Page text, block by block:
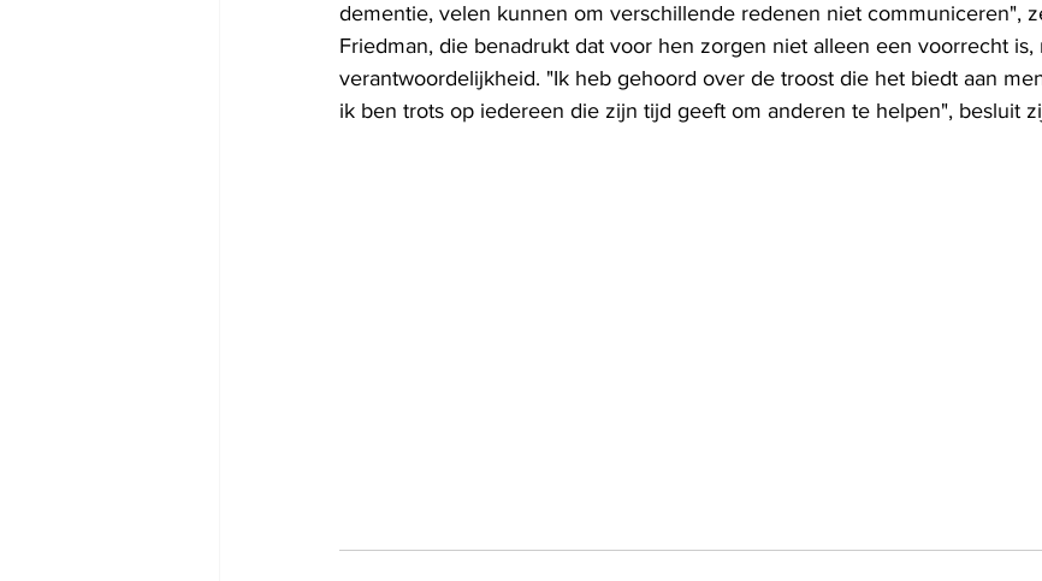
dementie, velen kunnen om verschillende redenen niet communiceren",
Friedman, die benadrukt dat voor hen zorgen niet alleen een voorrecht is,
verantwoordelijkheid. "Ik heb gehoord over de troost die het biedt aan
ik ben trots op iedereen die zijn tijd geeft om anderen te helpen", besluit